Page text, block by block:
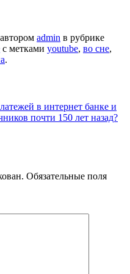
автором admin в рубрике
с метками youtube, во сне,
.
в интернет банке и
почти 150 лет назад?
Обязательные поля